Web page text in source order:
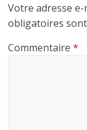
Votre adresse
obligatoires
Commentaire*